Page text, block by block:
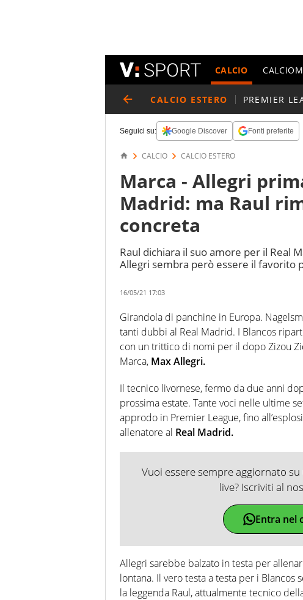
CALCIO
CALCIO ESTERO PREMIER
Seguici su: Google Discover Fonti preferite
CALCIO CALCIO ESTERO
Marca - Allegri
Madrid: ma Raul
concreta
Raul dichiara il suo amore per il Real
Allegri sembra però essere il favorito
16/05/21 17:03
Girandola di panchine in Europa.
tanti dubbi al Real Madrid. I Blancos
con un trittico di nomi per il dopo Zizou
Marca, Max Allegri.
Il tecnico livornese, fermo da due anni
prossima estate. Tante voci nelle ultime
approdo in Premier League, fino
allenatore al Real Madrid.
Vuoi essere sempre aggiornato
live? Iscriviti al
Entra nel
Allegri sarebbe balzato in testa per
lontana. Il vero testa a testa per i Blancos
la leggenda Raul, attualmente tecnico